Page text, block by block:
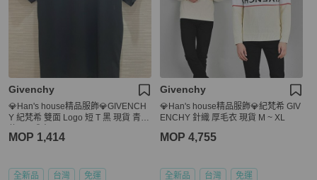
Givenchy
💎Han's house精品服飾💎GIVENCH
Y 紀梵希 雙面 Logo 短 T 黑 現貨 青年
MOP 1,414
全新品 台灣 免運
Givenchy
💎Han's house精品服飾💎紀梵希 GIV
ENCHY 針織 厚毛衣 現貨 M ~ XL
MOP 4,755
全新品 台灣 免運